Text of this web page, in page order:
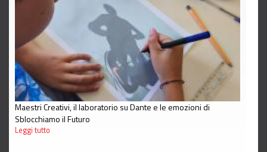
Maestri Creativi, il laboratorio su Dante e le emozioni di
Sblocchiamo il Futuro
Leggi tutto